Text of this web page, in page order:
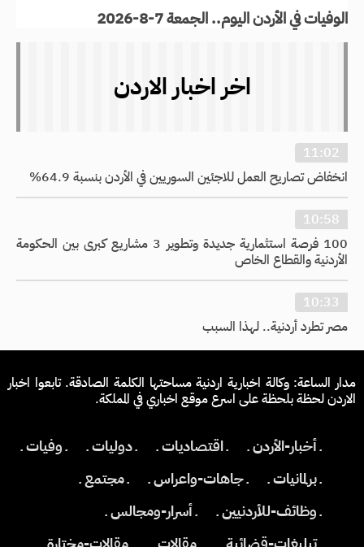
الوفيات في الأردن اليوم.. الجمعة 7-8-2026
اخر اخبار الاردن
11:02
انخفاض تصاريح العمل للاجئين السوريين في الأردن بنسبة 64.9%
10:58
100 فرصة استثمارية جديدة وتطوير 3 مشاريع كبرى بين الحكومة
الأردنية والقطاع الخاص
10:33
مصر تطرد أردنية.. لهذا السبب
مدار الساعة: وكالة اخبارية اردنية مساحتها الكلمة الصادقة. تابعوا اخبار
الاردن لحظة بلحظة على اسرع موقع اخباري في المملكة.
ـ أخبار-الأردن ـ ـ اقتصاديات ـ ـ دوليات ـ
ـ وفيات ـ
ـ برلمانيات ـ
ـ جاهات-واعراس ـ
ـ مجتمع ـ
ـ وظائف-للأردنيين ـ
ـ أسرار-ومجالس ـ